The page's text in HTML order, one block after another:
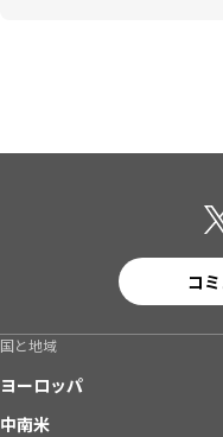
コ
国と地域
ヨーロッパ
中南米